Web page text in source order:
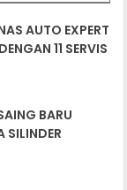
AUTO EXPERT
11 SERVIS
BARU
SILINDER